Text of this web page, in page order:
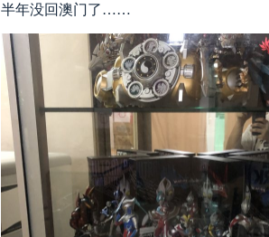
半年没回澳门了……